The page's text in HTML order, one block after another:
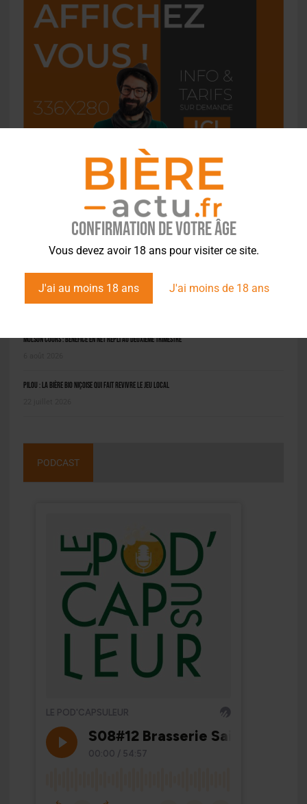
Confirmation de votre âge
Vous devez avoir 18 ans pour visiter ce site.
J'ai au moins 18 ans J'ai moins de 18 ans
L'ACTU EN BREF
Saint-Omer : un engin prend feu à la brasserie, le conducteur hospitalisé
Molson Coors : bénéfice en net repli au deuxième trimestre
Pilou : la bière bio niçoise qui fait revivre le jeu local
PODCAST